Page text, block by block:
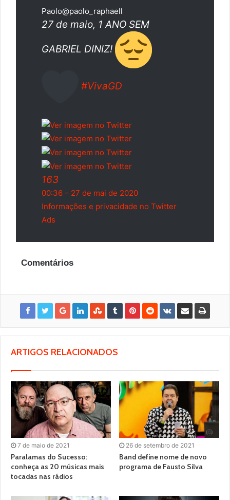
Paolo@paolo_raphaell
27 de maio, 1 ANO SEM
GABRIEL DINIZ!
#VivaGD
163
00:36 – 27 de mai de 2020
Informações e privacidade no Twitter
Ads
Comentários
ARTIGOS RELACIONADOS
7 de maio de 2021
Paralamas do Sucesso:
conheça as 20 músicas mais
tocadas nas rádios
26 de setembro de 2021
Band define nome de novo
programa de Fausto Silva